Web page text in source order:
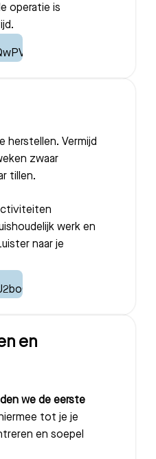
operatie is
herstellen. Vermijd
zwaar
tillen.
werk en
naar je
en
we de eerste
tot je je
en soepel